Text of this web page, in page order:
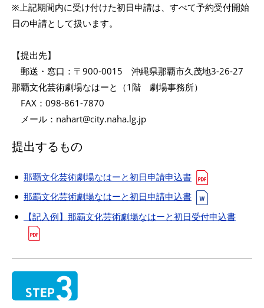
※上記期間内に受け付けた初日申請は、すべて予約受付開始
日の申請として扱います。
【提出先】
郵送・窓口：〒900-0015 沖縄県那覇市久茂地3-26-27
那覇文化芸術劇場なはーと（1階 劇場事務所）
FAX：098-861-7870
メール：nahart@city.naha.lg.jp
提出するもの
那覇文化芸術劇場なはーと初日申請申込書
那覇文化芸術劇場なはーと初日申請申込書
【記入例】那覇文化芸術劇場なはーと初日受付申込書